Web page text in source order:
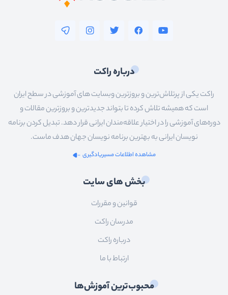
درباره راکت
راکت یکی از پرتلاش‌ترین و بروزترین وبسایت های آموزشی در سطح ایران
است که همیشه تلاش کرده تا بتواند جدیدترین و بروزترین مقالات و
دوره‌های آموزشی را در اختیار علاقه‌مندان ایرانی قرار دهد. تبدیل کردن برنامه
نویسان ایرانی به بهترین برنامه نویسان جهان هدف ماست.
مشاهده اطلاعات مسیریادگیری
بخش های سایت
قوانین و مقررات
مدرسان راکت
درباره راکت
ارتباط با ما
محبوب‌ترین آموزش‌ها